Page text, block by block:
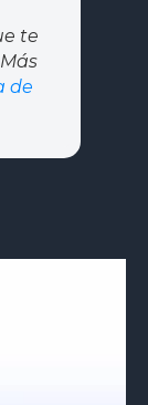
te
de